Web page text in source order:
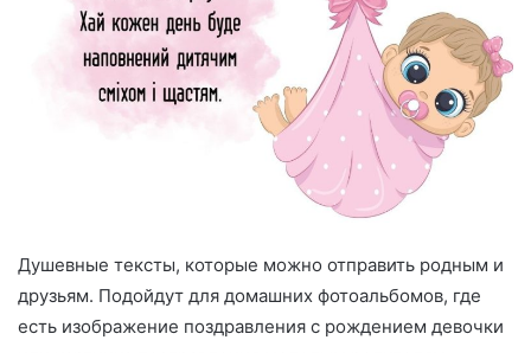
Душевные тексты, которые можно отправить родным и
друзьям. Подойдут для домашних фотоальбомов, где
есть изображение поздравления с рождением девочки